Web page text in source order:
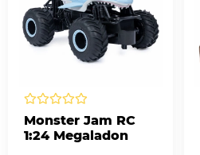
Monster Jam RC
1:24 Megaladon